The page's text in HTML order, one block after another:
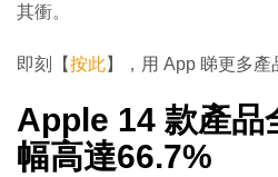
其衝。
即刻【按此】，用 App 睇更多產
Apple 14 款產品
幅高達66.7%